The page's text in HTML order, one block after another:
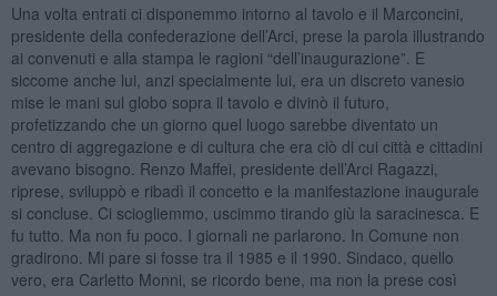
Una volta entrati ci disponemmo intorno al tavolo e il Marconcini,
presidente della confederazione dell’Arci, prese la parola illustrando
ai convenuti e alla stampa le ragioni “dell’inaugurazione”. E
siccome anche lui, anzi specialmente lui, era un discreto vanesio
mise le mani sul globo sopra il tavolo e divinò il futuro,
profetizzando che un giorno quel luogo sarebbe diventato un
centro di aggregazione e di cultura che era ciò di cui città e cittadini
avevano bisogno. Renzo Maffei, presidente dell’Arci Ragazzi,
riprese, sviluppò e ribadì il concetto e la manifestazione inaugurale
si concluse. Ci sciogliemmo, uscimmo tirando giù la saracinesca. E
fu tutto. Ma non fu poco. I giornali ne parlarono. In Comune non
gradirono. Mi pare si fosse tra il 1985 e il 1990. Sindaco, quello
vero, era Carletto Monni, se ricordo bene, ma non la prese così